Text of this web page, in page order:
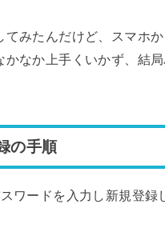
てみたんだけど、スマホ
かなか上手くいかず、結
の手順
ワードを入力し新規登録